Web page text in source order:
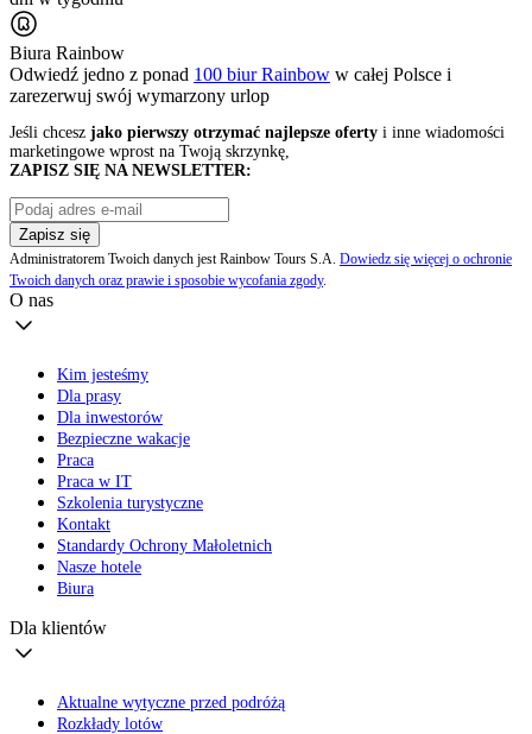
Biura Rainbow
Odwiedź jedno z ponad 100 biur Rainbow w całej Polsce i
zarezerwuj swój wymarzony urlop
Jeśli chcesz jako pierwszy otrzymać najlepsze oferty i inne wiadomości
marketingowe wprost na Twoją skrzynkę,
ZAPISZ SIĘ NA NEWSLETTER:
Zapisz się
Administratorem Twoich danych jest Rainbow Tours S.A. Dowiedz się więcej o ochronie
Twoich danych oraz prawie i sposobie wycofania zgody.
O nas
Kim jesteśmy
Dla prasy
Dla inwestorów
Bezpieczne wakacje
Praca
Praca w IT
Szkolenia turystyczne
Kontakt
Standardy Ochrony Małoletnich
Nasze hotele
Biura
Dla klientów
Aktualne wytyczne przed podróżą
Rozkłady lotów